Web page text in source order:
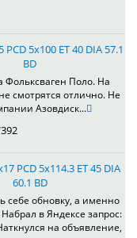
PCD 5x100 ET 40 DIA 57.1
BD
Фольксваген Поло. На
смотрятся отлично. Не
Азовдиск...
PCD 5x114.3 ET 45 DIA
60.1 BD
себе обновку, а именно
в Яндексе запрос:
на объявление,